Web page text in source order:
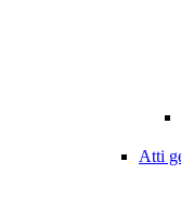
Atti